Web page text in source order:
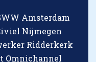
Amsterdam
Nijmegen
Ridderkerk
Omnichannel